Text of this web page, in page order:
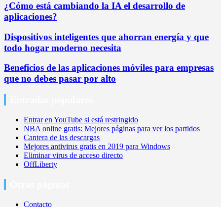
¿Cómo está cambiando la IA el desarrollo de
aplicaciones?
Dispositivos inteligentes que ahorran energía y que
todo hogar moderno necesita
Beneficios de las aplicaciones móviles para empresas
que no debes pasar por alto
Entrar en YouTube si está restringido
NBA online gratis: Mejores páginas para ver los partidos
Cantera de las descargas
Mejores antivirus gratis en 2019 para Windows
Eliminar virus de acceso directo
OffLiberty
Contacto